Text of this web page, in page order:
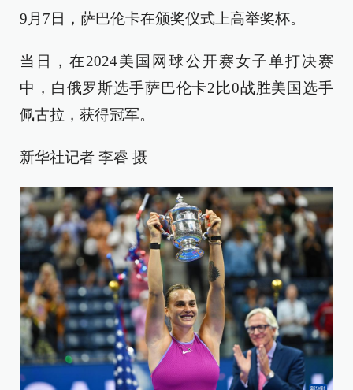
9月7日，萨巴伦卡在颁奖仪式上高举奖杯。
当日，在2024美国网球公开赛女子单打决赛
中，白俄罗斯选手萨巴伦卡2比0战胜美国选手
佩古拉，获得冠军。
新华社记者 李睿 摄